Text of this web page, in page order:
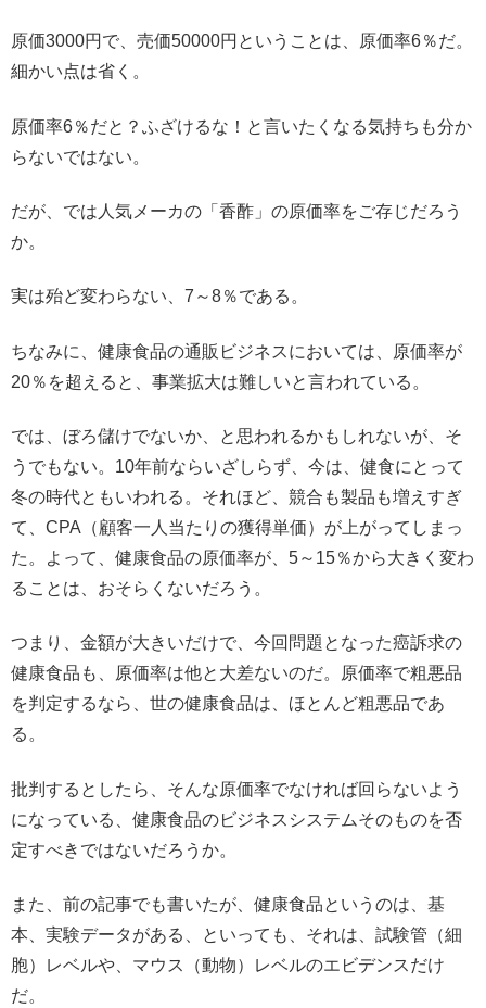
原価3000円で、売価50000円ということは、原価率6％だ。
細かい点は省く。
原価率6％だと？ふざけるな！と言いたくなる気持ちも分か
らないではない。
だが、では人気メーカの「香酢」の原価率をご存じだろう
か。
実は殆ど変わらない、7～8％である。
ちなみに、健康食品の通販ビジネスにおいては、原価率が
20％を超えると、事業拡大は難しいと言われている。
では、ぼろ儲けでないか、と思われるかもしれないが、そ
うでもない。10年前ならいざしらず、今は、健食にとって
冬の時代ともいわれる。それほど、競合も製品も増えすぎ
て、CPA（顧客一人当たりの獲得単価）が上がってしまっ
た。よって、健康食品の原価率が、5～15％から大きく変わ
ることは、おそらくないだろう。
つまり、金額が大きいだけで、今回問題となった癌訴求の
健康食品も、原価率は他と大差ないのだ。原価率で粗悪品
を判定するなら、世の健康食品は、ほとんど粗悪品であ
る。
批判するとしたら、そんな原価率でなければ回らないよう
になっている、健康食品のビジネスシステムそのものを否
定すべきではないだろうか。
また、前の記事でも書いたが、健康食品というのは、基
本、実験データがある、といっても、それは、試験管（細
胞）レベルや、マウス（動物）レベルのエビデンスだけ
だ。